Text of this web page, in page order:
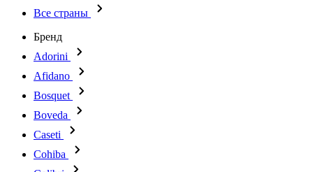
Все страны
Бренд
Adorini
Afidano
Bosquet
Boveda
Caseti
Cohiba